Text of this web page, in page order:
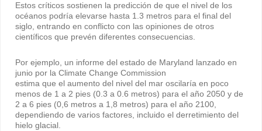
Estos críticos sostienen la predicción de que el nivel de los
océanos podría elevarse hasta 1.3 metros para el final del
siglo, entrando en conflicto con las opiniones de otros
científicos que prevén diferentes consecuencias.
Por ejemplo, un informe del estado de Maryland lanzado en
junio por la Climate Change Commission
estima que el aumento del nivel del mar oscilaría en poco
menos de 1 a 2 pies (0.3 a 0.6 metros) para el año 2050 y de
2 a 6 pies (0,6 metros a 1,8 metros) para el año 2100,
dependiendo de varios factores, incluido el derretimiento del
hielo glacial.